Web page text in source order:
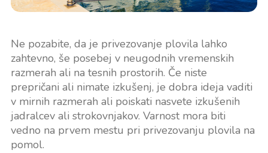
Ne pozabite, da je privezovanje plovila lahko
zahtevno, še posebej v neugodnih vremenskih
razmerah ali na tesnih prostorih. Če niste
prepričani ali nimate izkušenj, je dobra ideja vaditi
v mirnih razmerah ali poiskati nasvete izkušenih
jadralcev ali strokovnjakov. Varnost mora biti
vedno na prvem mestu pri privezovanju plovila na
pomol.